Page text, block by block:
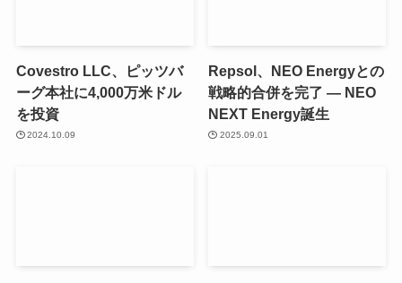
Covestro LLC、ピッツバ
ーグ本社に4,000万米ドル
を投資
2024.10.09
Repsol、NEO Energyとの
戦略的合併を完了 ― NEO
NEXT Energy誕生
2025.09.01